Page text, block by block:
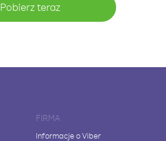
Pobierz teraz
FIRMA
Informacje o Viber